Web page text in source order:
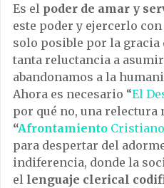
Es el poder de amar y
este poder y ejercerlo
solo posible por la gracia
tanta reluctancia a
abandonamos a la
Ahora es necesario “El
por qué no, una relectura
“Afrontamiento Cristiano
para despertar del
indiferencia, donde la
el lenguaje clerical